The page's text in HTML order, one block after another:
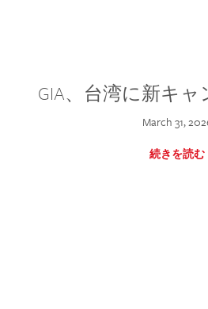
GIA、台湾に新キ
March 31,
続きを読む